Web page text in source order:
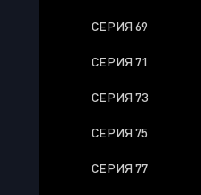
СЕРИЯ 69
СЕРИЯ 71
СЕРИЯ 73
СЕРИЯ 75
СЕРИЯ 77